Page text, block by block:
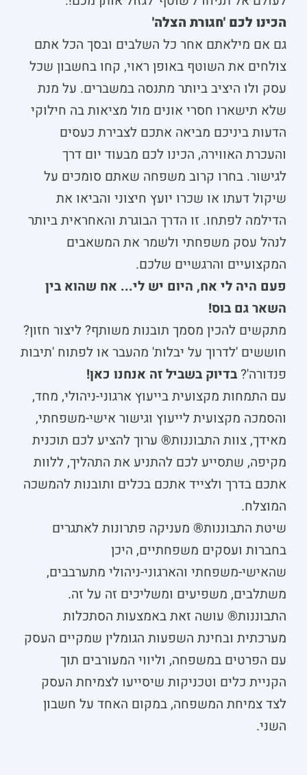
הכינו לכם 'חגורת הצלה'
גם אם מילאתם אחר כל השלבים ובסך הכל אתם
צולחים את השוטף באופן ראוי, קחו בחשבון שכל
עסק ולו היציב ביותר מתנסה במשברים. על מנת
שלא תישארו חסרי אונים מול מציאות בה חילוקי
הדעות ביניכם מביאה אתכם לצבירת כעסים
והעכרת האווירה, הכינו לכם מבעוד יום דרך
לגישור. בחרו קרוב משפחה שאתם סומכים על
שיקול דעתו או שכרו יועץ חיצוני והביאו את
הדילמה לפתחו. זו הדרך הבוגרת והאחראית ביותר
לנהל עסק משפחתי ולשמר את המשאבים
המקצועיים והרגשיים שלכם.
פעם היה לי אח, היום יש לי... אח שהוא בין
השאר גם בוס!
מתקשים להכין מסמך תובנות משותף? ליצור חזון?
חוששים 'לדרוך על יבלות' מהעבר או לפתוח 'תיבות
פנדורה'?בדיוק בשביל זה אנחנו כאן!
עם התמחות מקצועית בייעוץ ארגוני-ניהולי, מחד,
והסמכה מקצועית לייעוץ וגישור אישי-משפחתי,
מאידך, צוות התבוננות® ערוך להציע לכם תוכנית
מקיפה, שתסייע לכם להתניע את התהליך, ללוות
אתכם בדרך ולצייד אתכם בכלים ותובנות להמשכה
המוצלח.
שיטת התבוננות® מעניקה פתרונות לאתגרים
בחברות ועסקים משפחתיים, היכן
שהאישי-משפחתי והארגוני-ניהולי מתערבבים,
משתלבים, משפיעים ומשליכים זה על זה.
התבוננות® עושה זאת באמצעות הסתכלות
מערכתית ובחינת השפעות הגומלין שמקיים העסק
עם הפרטים במשפחה, וליווי המעורבים תוך
הקניית כלים וטכניקות שיסייעו לצמיחת העסק
לצד צמיחת המשפחה, במקום האחד על חשבון
השני.